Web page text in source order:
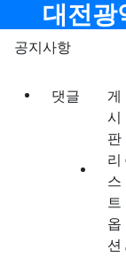
메뉴
대전광
공지사항
댓글
게
시
판
리
스
트
옵
션